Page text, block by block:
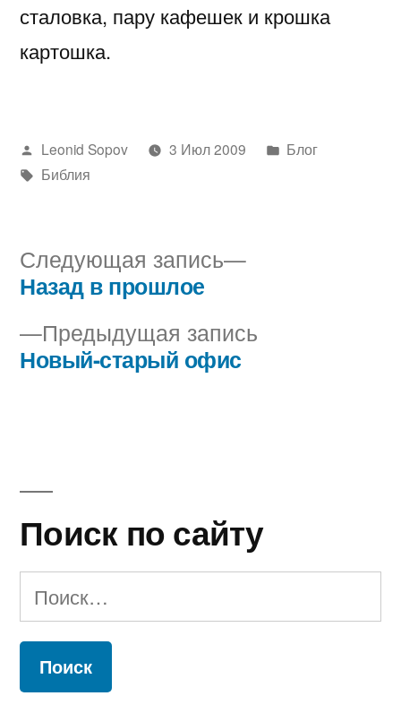
сталовка, пару кафешек и крошка
картошка.
Написано
автором
Leonid Sopov 3 Июл 2009
Написано
Блог
Метки:
Библия
Навигация
по
записям
Предыдущая запись
Новый-старый офис
Следующая запись
Следующая
Назад в прошлое
Поиск по сайту
Найти: